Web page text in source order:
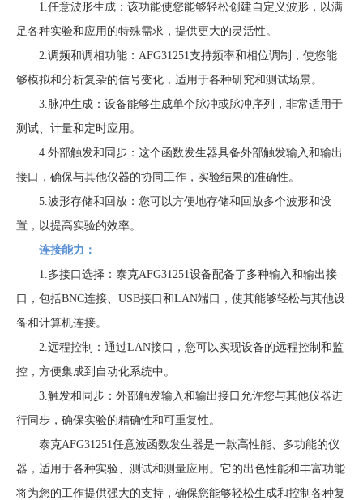
1.任意波形生成：该功能使您能够轻松创建自定义波形，以满
足各种实验和应用的特殊需求，提供更大的灵活性。
2.调频和调相功能：AFG31251支持频率和相位调制，使您能
够模拟和分析复杂的信号变化，适用于各种研究和测试场景。
3.脉冲生成：设备能够生成单个脉冲或脉冲序列，非常适用于
测试、计量和定时应用。
4.外部触发和同步：这个函数发生器具备外部触发输入和输出
接口，确保与其他仪器的协同工作，实验结果的准确性。
5.波形存储和回放：您可以方便地存储和回放多个波形和设
置，以提高实验的效率。
连接能力：
1.多接口选择：泰克AFG31251设备配备了多种输入和输出接
口，包括BNC连接、USB接口和LAN端口，使其能够轻松与其他设
备和计算机连接。
2.远程控制：通过LAN接口，您可以实现设备的远程控制和监
控，方便集成到自动化系统中。
3.触发和同步：外部触发输入和输出接口允许您与其他仪器进
行同步，确保实验的精确性和可重复性。
泰克AFG31251任意波函数发生器是一款高性能、多功能的仪
器，适用于各种实验、测试和测量应用。它的出色性能和丰富功能
将为您的工作提供强大的支持，确保您能够轻松生成和控制各种复